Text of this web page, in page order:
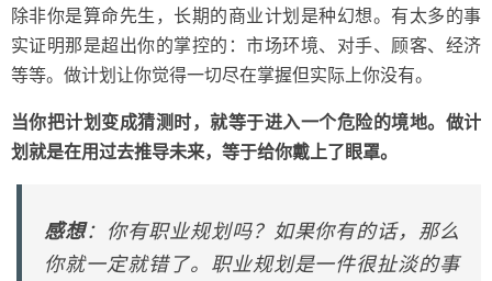
除非你是算命先生，长期的商业计划是种幻想。有太多的事
实证明那是超出你的掌控的：市场环境、对手、顾客、经济
等等。做计划让你觉得一切尽在掌握但实际上你没有。
当你把计划变成猜测时，就等于进入一个危险的境地。做计
划就是在用过去推导未来，等于给你戴上了眼罩。
感想：你有职业规划吗？如果你有的话，那么
你就一定就错了。职业规划是一件很扯淡的事